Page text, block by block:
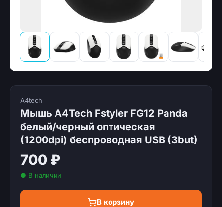
A4tech
Мышь A4Tech Fstyler FG12 Panda
белый/черный оптическая
(1200dpi) беспроводная USB (3but)
700 ₽
● В наличии
В корзину